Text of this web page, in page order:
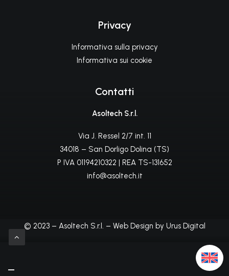
Privacy
Informativa sulla privacy
Informativa sui cookie
Contatti
Asoltech S.r.l.
Via J. Ressel 2/7 int. 11
34018 – San Dorligo Dolina (TS)
P IVA 01194210322 | REA TS-131652
info@asoltech.it
© 2023 – Asoltech S.r.l. – Web Design by Urus Digital